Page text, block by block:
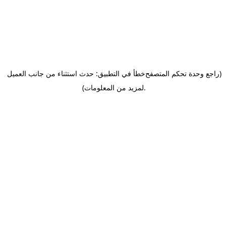
خطأ في التطبيق: حدث استثناء من جانب العميل(راجع وحدة تحكم المتصفح
لمزيد من المعلومات).